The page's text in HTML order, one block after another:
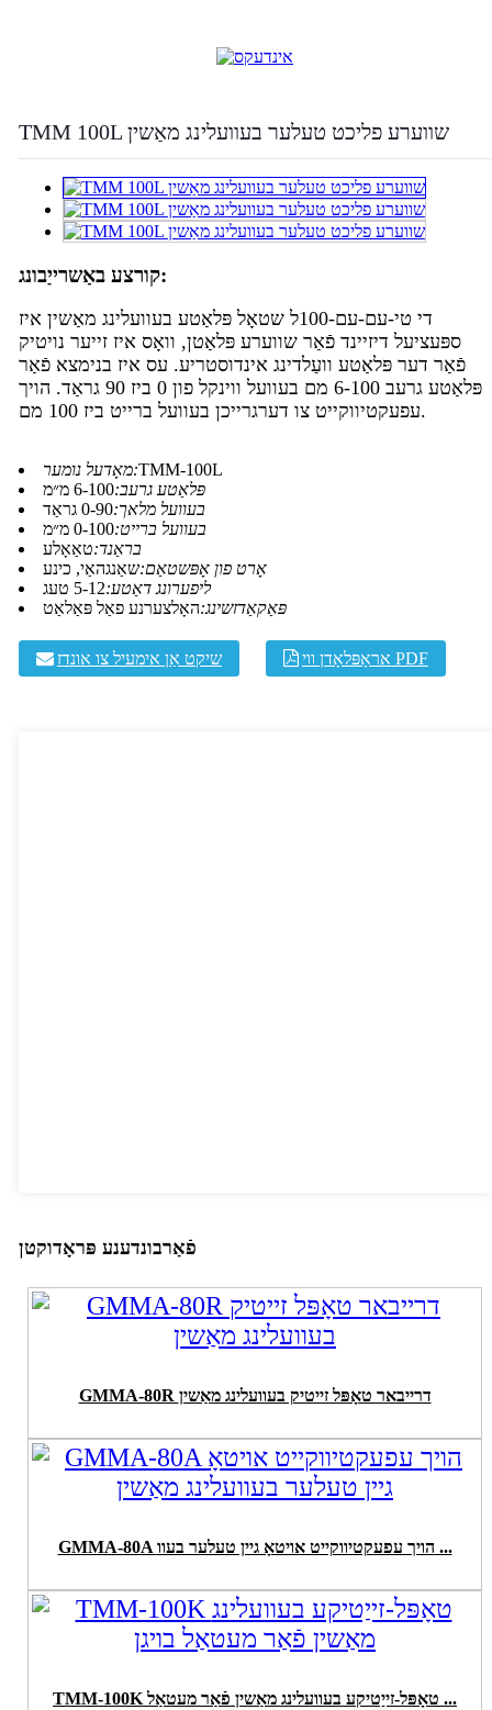
TMM 100L שווערע פליכט טעלער בעוועלינג מאַשין
קורצע באַשרייַבונג:
די טי-עם-עם-100ל שטאָל פּלאַטע בעוועלינג מאַשין איז
ספּעציעל דיזיינד פֿאַר שווערע פּלאַטן, וואָס איז זייער נויטיק
פֿאַר דער פּלאַטע וועַלדינג אינדוסטריע. עס איז בנימצא פֿאַר
פּלאַטע גרעב 6-100 מם בעוועל ווינקל פון 0 ביז 90 גראַד. הויך
עפעקטיווקייט צו דערגרייכן בעוועל ברייט ביז 100 מם.
מאָדעל נומער:TMM-100L
פּלאַטע גרעב:6-100 מ״מ
בעוועל מלאך:0-90 גראַד
בעוועל ברייט:0-100 מ״מ
בראַנד:טאַאָלע
אָרט פון אָפּשטאַם:שאַנגהאַי, כינע
ליפערונג דאַטע:5-12 טעג
פּאַקאַדזשינג:האָלצערנע פאַל פּאַלאַט
שיקט אַן אימעיל צו אונדז אראָפּלאָדן ווי PDF
פֿאַרבונדענע פּראָדוקטן
GMMA-80R דרייבאר טאָפּל זייטיק בעוועלינג מאַשין
GMMA-80A הויך עפעקטיווקייט אויטאָ גיין טעלער בעוו ...
TMM-100K טאָפּל-זייַטיקע בעוועלינג מאַשין פֿאַר מעטאַל ...